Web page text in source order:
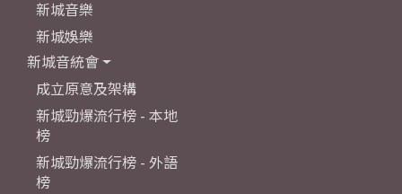
新城音樂
新城娛樂
新城音統會
成立原意及架構
新城勁爆流行榜 - 本地
榜
新城勁爆流行榜 - 外語
榜